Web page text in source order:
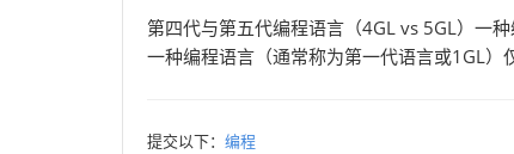
第四代与第五代编程语言（4GL vs 5GL）一
一种编程语言（通常称为第一代语言或1GL
提交以下： 编程